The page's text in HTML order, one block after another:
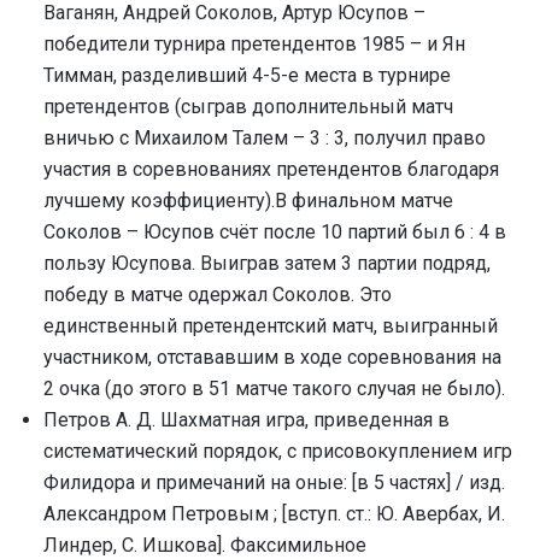
Ваганян, Андрей Соколов, Артур Юсупов –
победители турнира претендентов 1985 – и Ян
Тимман, разделивший 4-5-е места в турнире
претендентов (сыграв дополнительный матч
вничью с Михаилом Талем – 3 : 3, получил право
участия в соревнованиях претендентов благодаря
лучшему коэффициенту).В финальном матче
Соколов – Юсупов счёт после 10 партий был 6 : 4 в
пользу Юсупова. Выиграв затем 3 партии подряд,
победу в матче одержал Соколов. Это
единственный претендентский матч, выигранный
участником, отстававшим в ходе соревнования на
2 очка (до этого в 51 матче такого случая не было).
Петров А. Д. Шахматная игра, приведенная в
систематический порядок, с присовокуплением игр
Филидора и примечаний на оные: [в 5 частях] / изд.
Александром Петровым ; [вступ. ст.: Ю. Авербах, И.
Линдер, С. Ишкова]. Факсимильное